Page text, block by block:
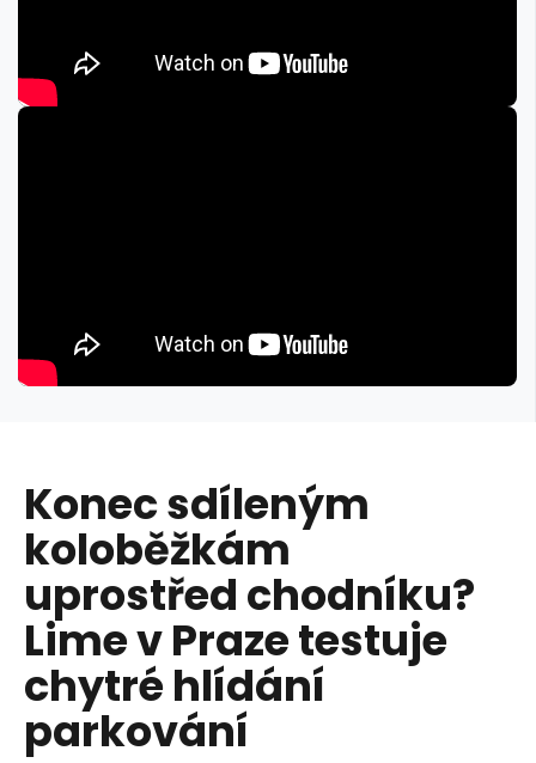
Konec sdíleným
koloběžkám
uprostřed chodníku?
Lime v Praze testuje
chytré hlídání
parkování